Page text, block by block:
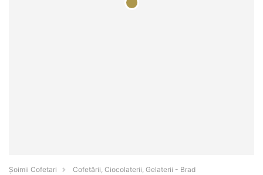
Șoimii Cofetari
Cofetării, Ciocolaterii, Gelaterii - Brad